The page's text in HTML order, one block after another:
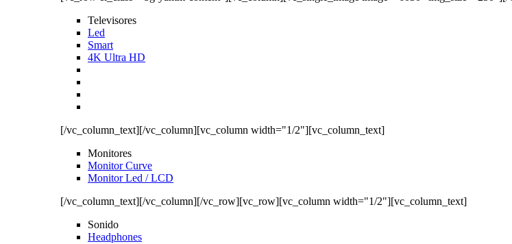
Televisores
Led
Smart
4K Ultra HD
[/vc_column_text][/vc_column][vc_column width="1/2"][vc_column_text]
Monitores
Monitor Curve
Monitor Led / LCD
[/vc_column_text][/vc_column][/vc_row][vc_row][vc_column width="1/2"][vc_column_text]
Sonido
Headphones